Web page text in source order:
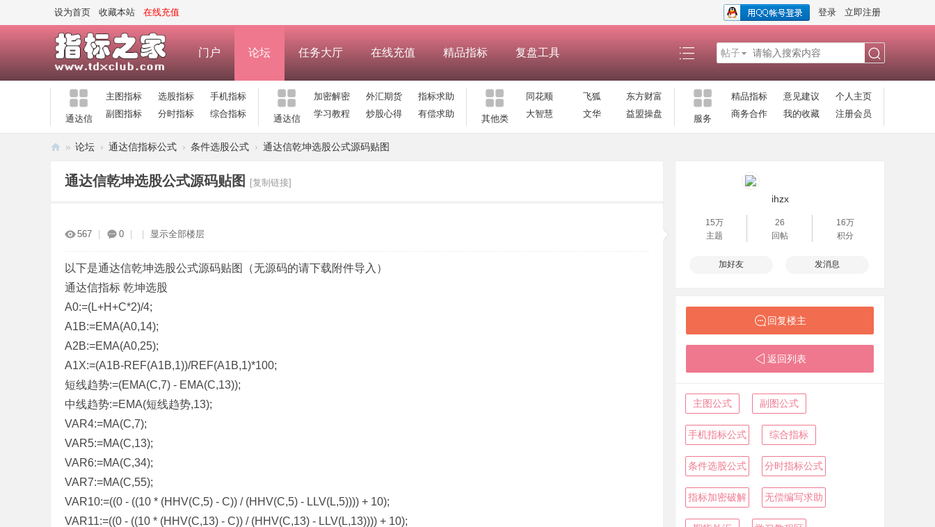
设为首页 收藏本站 在线充值 登录 立即注册
门户 论坛 任务大厅 在线充值 精品指标 复盘工具 帖子
通达信
主图指标 选股指标
手机指标
副图指标
分时指标 综合指标 通达信
加密解密 外汇期货
指标求助
学习教程
炒股心得 有偿求助 其他类
同花顺 飞狐
东方财富
大智慧
文华 益盟操盘 服务
精品指标 意见建议
个人主页
商务合作
我的收藏 注册会员
» 论坛 › 通达信指标公式 › 条件选股公式 › 通达信乾坤选股公式源码贴图
通达信乾坤选股公式源码贴图 [复制链接]
567 0 显示全部楼层
以下是通达信乾坤选股公式源码贴图（无源码的请下载附件导入）
通达信指标 乾坤选股
A0:=(L+H+C*2)/4;
A1B:=EMA(A0,14);
A2B:=EMA(A0,25);
A1X:=(A1B-REF(A1B,1))/REF(A1B,1)*100;
短线趋势:=(EMA(C,7) - EMA(C,13));
中线趋势:=EMA(短线趋势,13);
VAR4:=MA(C,7);
VAR5:=MA(C,13);
VAR6:=MA(C,34);
VAR7:=MA(C,55);
VAR10:=((0 - ((10 * (HHV(C,5) - C)) / (HHV(C,5) - LLV(L,5)))) + 10);
VAR11:=((0 - ((10 * (HHV(C,13) - C)) / (HHV(C,13) - LLV(L,13)))) + 10);
ihzx
15万
主题
26
回帖
16万
积分
加好友 发消息
回复楼主
返回列表
主图公式 副图公式
手机指标公式 综合指标
条件选股公式 分时指标公式
指标加密破解 无偿编写求助